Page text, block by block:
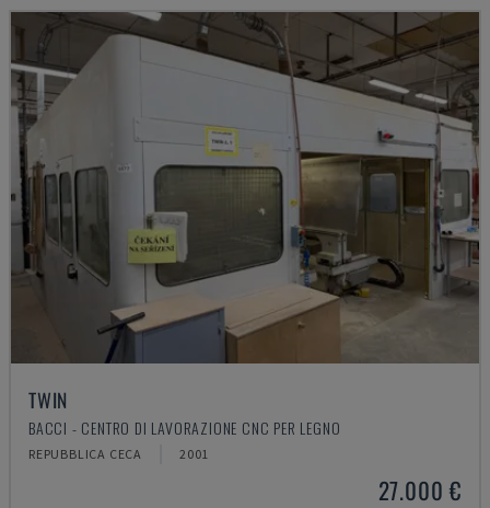
TWIN
BACCI - CENTRO DI LAVORAZIONE CNC PER LEGNO
REPUBBLICA CECA 2001
27.000 €